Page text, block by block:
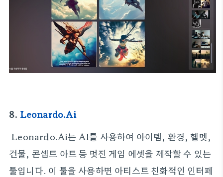
8. Leonardo.Ai
Leonardo.Ai는 AI를 사용하여 아이템, 환경, 헬멧,
건물, 콘셉트 아트 등 멋진 게임 에셋을 제작할 수 있는
툴입니다. 이 툴을 사용하면 아티스트 친화적인 인터페